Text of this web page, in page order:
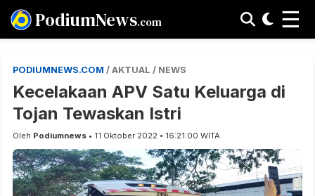
PodiumNews.com ☰
PODIUMNEWS.COM / AKTUAL / NEWS
Kecelakaan APV Satu Keluarga di
Tojan Tewaskan Istri
Oleh Podiumnews • 11 Oktober 2022 • 16:21:00 WITA